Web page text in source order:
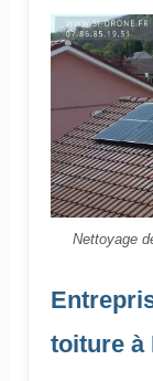
Nettoyage
toiture à